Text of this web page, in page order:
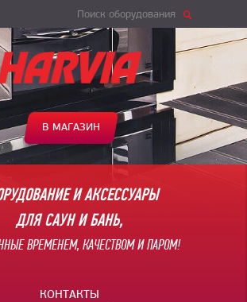
Поиск оборудования
В МАГАЗИН
И АКСЕССУАРЫ
ДЛЯ САУН И БАНЬ,
ВРЕМЕНЕМ, КАЧЕСТВОМ И ПАРОМ!
КОНТАКТЫ